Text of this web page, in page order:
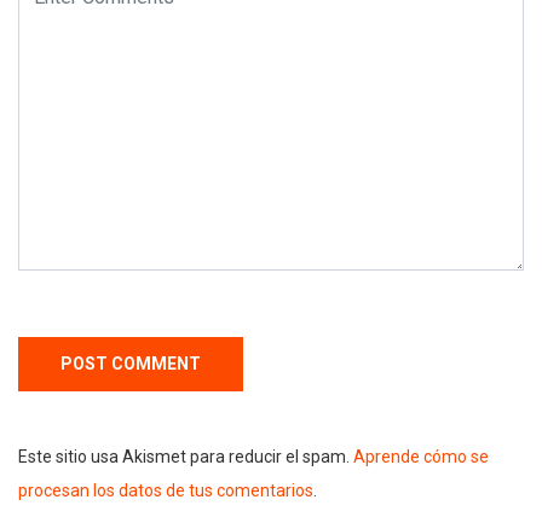
Este sitio usa Akismet para reducir el spam. Aprende cómo se
procesan los datos de tus comentarios